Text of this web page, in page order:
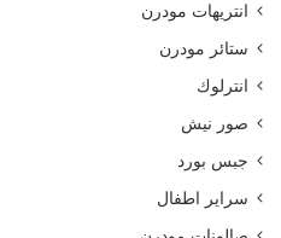
انتريهات مودرن
ستائر مودرن
انترلوك
صور نيش
جبس بورد
سراير اطفال